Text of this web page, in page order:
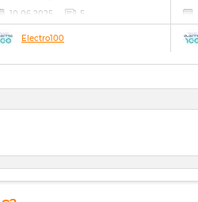
10 06 2025 5
системи резервного
та автономного
(літій-залізо-фосфатні).
цій статті розглянемо:
Electro100